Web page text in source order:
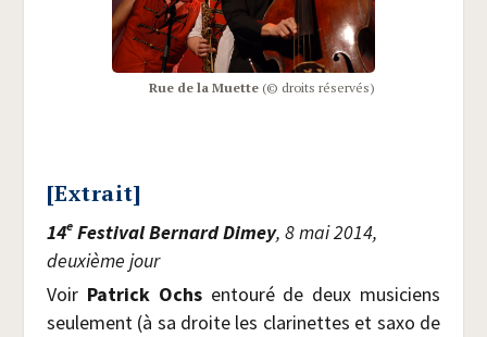
Rue de la Muette(© droits réservés)
[Extrait]
14eFes­ti­val Ber­nard Dimey, 8 mai 2014,
deuxième jour
Voir Patrick Ochsentou­ré de deux musi­ciens
seule­ment (à sa droite les cla­ri­nettes et saxo de